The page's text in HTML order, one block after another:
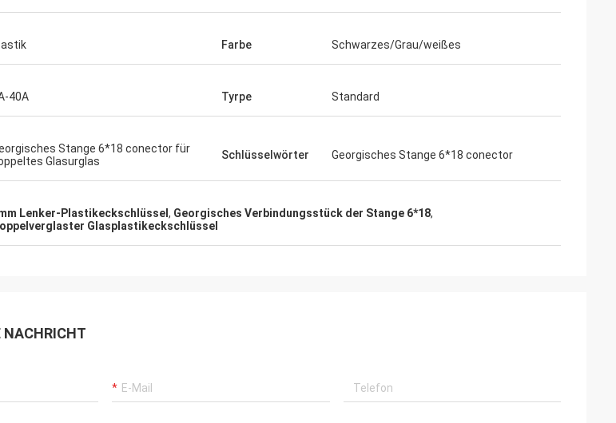
Sehr gute Qualität, super, immer sehr
hilfreich.
Farbe Schwarzes/Grau/weißes
40A Tyrpe Standard
Stange 6*18 conector für
Glasurglas
Schlüsselwörter Georgisches Stange 6*18 conector
Lenker-Plastikeckschlüssel , Georgisches Verbindungsstück der Stange 6*18,
Glasplastikeckschlüssel
NACHRICHT